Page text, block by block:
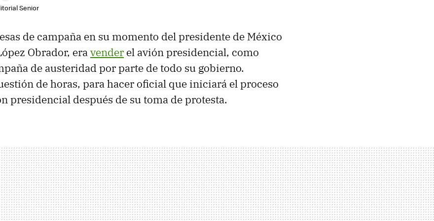
Senior
de campaña en su momento del presidente de México
Obrador, eravender el avión presidencial, como
de austeridad por parte de todo su gobierno.
de horas, para hacer oficial que iniciará el proceso
presidencial después de su toma de protesta.